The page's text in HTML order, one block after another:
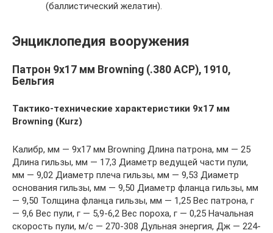
(баллистический желатин).
Энциклопедия вооружения
Патрон 9х17 мм Browning (.380 ACP), 1910,
Бельгия
Тактико-технические характеристики 9х17 мм
Browning (Kurz)
Калибр, мм — 9х17 мм Browning Длина патрона, мм — 25
Длина гильзы, мм — 17,3 Диаметр ведущей части пули,
мм — 9,02 Диаметр плеча гильзы, мм — 9,53 Диаметр
основания гильзы, мм — 9,50 Диаметр фланца гильзы, мм
— 9,50 Толщина фланца гильзы, мм — 1,25 Вес патрона, г
— 9,6 Вес пули, г — 5,9-6,2 Вес пороха, г — 0,25 Начальная
скорость пули, м/с — 270-308 Дульная энергия, Дж — 224-